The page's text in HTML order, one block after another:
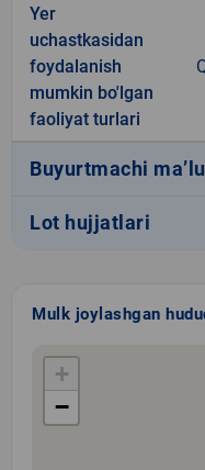
Yer
uchastkasidan
foydalanish
mumkin bo'lgan
faoliyat turlari
Buyurtmachi
Lot hujjatlari
Mulk joylashgan
+
−